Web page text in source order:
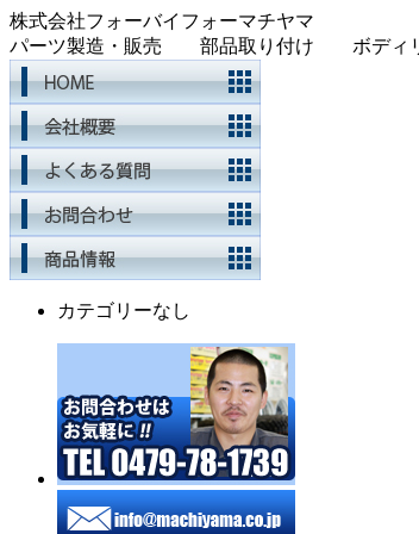
株式会社フォーバイフォーマチヤマ
パーツ製造・販売 部品取り付け ボディ
カテゴリーなし